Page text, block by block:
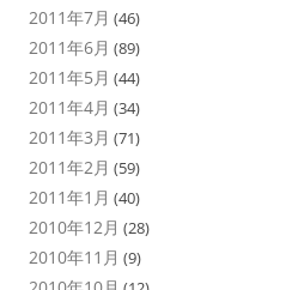
2011年7月 (46)
2011年6月 (89)
2011年5月 (44)
2011年4月 (34)
2011年3月 (71)
2011年2月 (59)
2011年1月 (40)
2010年12月 (28)
2010年11月 (9)